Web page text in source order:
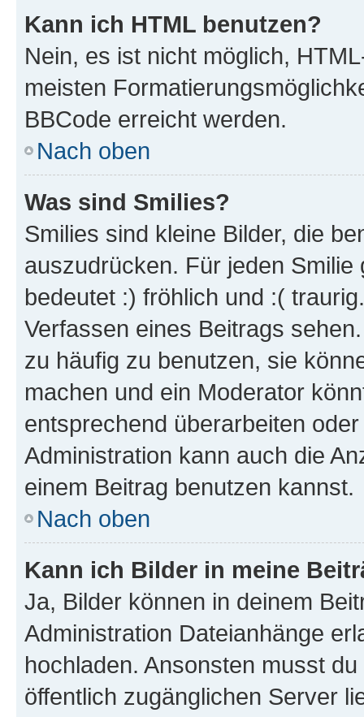
Kann ich HTML benutzen?
Nein, es ist nicht möglich,
meisten
BBCode erreicht werden.
Nach oben
Was sind Smilies?
Smilies sind kleine Bilder, die
auszudrücken. Für jeden
bedeutet :) fröhlich und :(
Verfassen eines Beitrags
zu häufig zu benutzen, sie
machen und ein Moderator
entsprechend überarbeiten
Administration kann auch die
einem Beitrag benutzen kannst.
Nach oben
Kann ich Bilder in meine
Ja, Bilder können in deinem
Administration Dateianhänge
hochladen. Ansonsten musst
öffentlich zugänglichen Server